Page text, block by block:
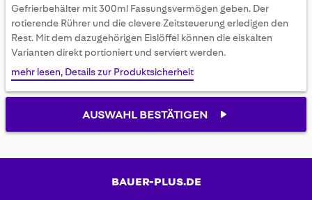
Gefrierbehälter mit 300ml Fassungsvermögen geben. Der
rotierende Rührer und die clevere Zeitsteuerung erledigen den
Rest. Mit dem dazugehörigen Eislöffel können die eiskalten
Varianten direkt portioniert und serviert werden.
mehr lesen, Details zur Produktsicherheit
AUSWAHL BESTÄTIGEN
BAUER-PLUS.DE